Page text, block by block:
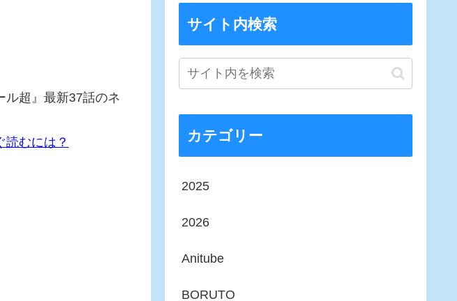
ル超』最新37話のネ
読むには？
サイト内検索
カテゴリー
2025
2026
Anitube
BORUTO